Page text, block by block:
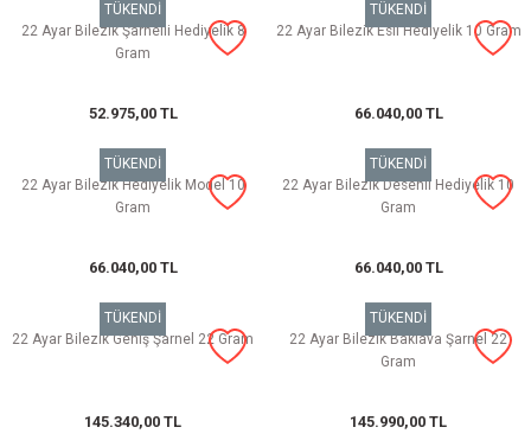
TÜKENDİ
22 Ayar Bilezik Şarnelli Hediyelik 8
Gram
52.975,00 TL
TÜKENDİ
22 Ayar Bilezik Esli Hediyelik 10 Gram
66.040,00 TL
TÜKENDİ
22 Ayar Bilezik Hediyelik Model 10
Gram
66.040,00 TL
TÜKENDİ
22 Ayar Bilezik Desenli Hediyelik 10
Gram
66.040,00 TL
TÜKENDİ
22 Ayar Bilezik Geniş Şarnel 22 Gram
145.340,00 TL
TÜKENDİ
22 Ayar Bilezik Baklava Şarnel 22
Gram
145.990,00 TL